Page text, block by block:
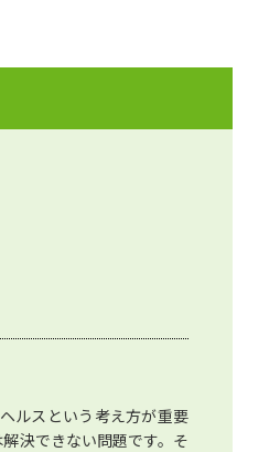
ルスという考え方が重要
決できない問題です。そ